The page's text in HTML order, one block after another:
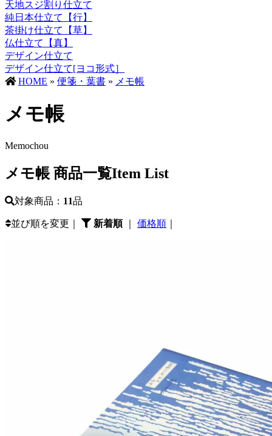
天地スジ割り仕立て
純日本仕立て【行】
茶掛け仕立て【草】
仏仕立て【真】
デザイン仕立て
デザイン仕立て[ヨコ形式］
HOME » 便箋・葉書 » メモ帳
メモ帳
Memochou
メモ帳 商品一覧Item List
対象商品： 11品
並び順を変更｜ 新着順｜ 価格順